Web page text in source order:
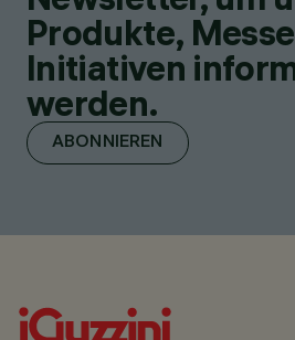
Produkte,
Initiativen
werden.
ABONNIEREN